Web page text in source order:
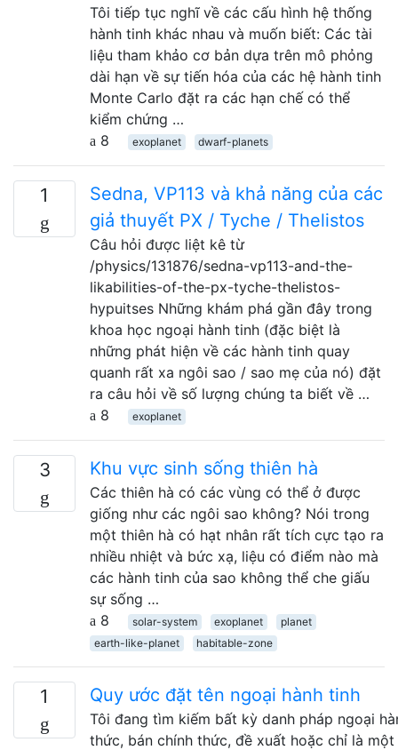
Tôi tiếp tục nghĩ về các cấu hình hệ thống
hành tinh khác nhau và muốn biết: Các tài
liệu tham khảo cơ bản dựa trên mô phỏng
dài hạn về sự tiến hóa của các hệ hành tinh
Monte Carlo đặt ra các hạn chế có thể
kiểm chứng …
8
exoplanet dwarf-planets
1
Sedna, VP113 và khả năng của các
giả thuyết PX / Tyche / Thelistos
Câu hỏi được liệt kê từ
/physics/131876/sedna-vp113-and-the-
likabilities-of-the-px-tyche-thelistos-
hypuitses Những khám phá gần đây trong
khoa học ngoại hành tinh (đặc biệt là
những phát hiện về các hành tinh quay
quanh rất xa ngôi sao / sao mẹ của nó) đặt
ra câu hỏi về số lượng chúng ta biết về …
8
exoplanet
3 Khu vực sinh sống thiên hà
Các thiên hà có các vùng có thể ở được
giống như các ngôi sao không? Nói trong
một thiên hà có hạt nhân rất tích cực tạo ra
nhiều nhiệt và bức xạ, liệu có điểm nào mà
các hành tinh của sao không thể che giấu
sự sống …
8
solar-system exoplanet
planet
earth-like-planet
habitable-zone
1 Quy ước đặt tên ngoại hành tinh
Tôi đang tìm kiếm bất kỳ danh pháp ngoại
thức, bán chính thức, đề xuất hoặc chỉ là